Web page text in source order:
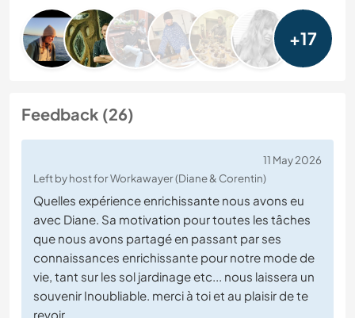
+17
Feedback (26)
11 May 2026
Left by host for Workawayer (Diane & Corentin)
Quelles expérience enrichissante nous avons eu
avec Diane. Sa motivation pour toutes les tâches
que nous avons partagé en passant par ses
connaissances enrichissante pour notre mode de
vie, tant sur les sol jardinage etc... nous laissera un
souvenir Inoubliable. merci à toi et au plaisir de te
revoir